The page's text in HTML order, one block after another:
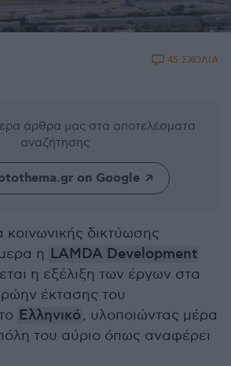
45 ΣΧΟΛΙΑ
άρθρα μας στα αποτελέσματα
αναζήτησης
on Google
κοινωνικής δικτύωσης
η LAMDA Development
η εξέλιξη των έργων στα
έκτασης του
Ελληνικό, υλοποιώντας μέρα
του αύριο όπως αναφέρει